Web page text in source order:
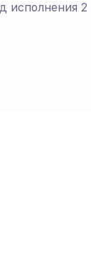
исполнения 2